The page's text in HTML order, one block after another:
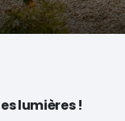
lumières !